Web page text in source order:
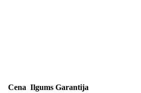
Cena Ilgums Garantija